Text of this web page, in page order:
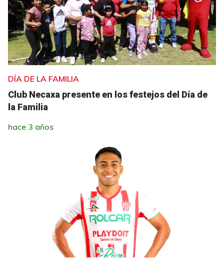
DÍA DE LA FAMILIA
Club Necaxa presente en los festejos del Día de
la Familia
hace 3 años